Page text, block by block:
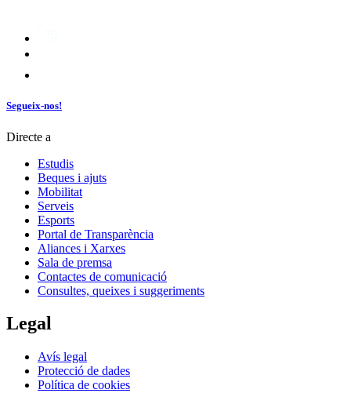
Segueix-nos!
Directe a
Estudis
Beques i ajuts
Mobilitat
Serveis
Esports
Portal de Transparència
Aliances i Xarxes
Sala de premsa
Contactes de comunicació
Consultes, queixes i suggeriments
Legal
Avís legal
Protecció de dades
Política de cookies